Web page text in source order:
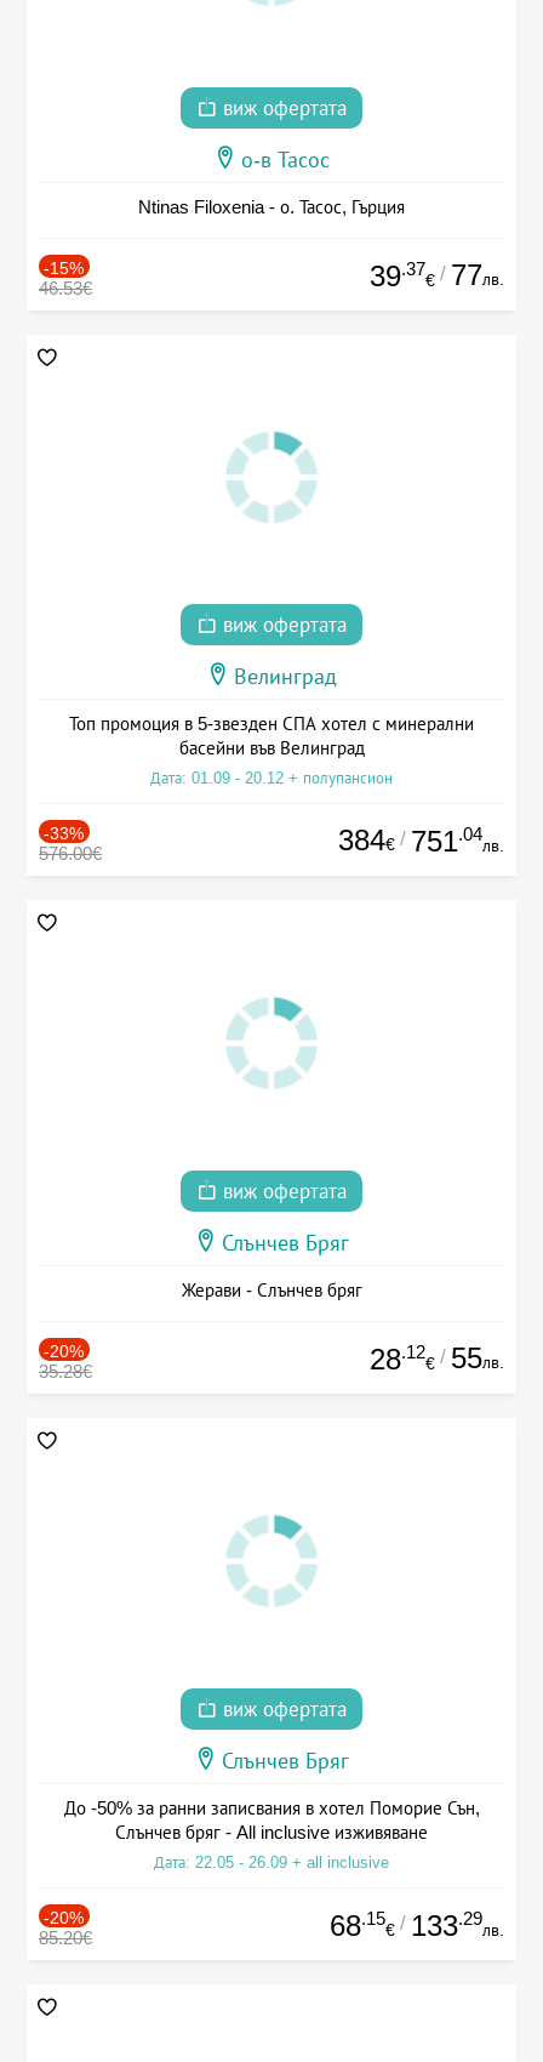
виж офертата
о-в Тасос
Ntinas Filoxenia - о. Тасос, Гърция
-15%
46.53€ 39.37
€ / 77лв.
виж офертата
Велинград
Топ промоция в 5-звезден СПА хотел с минерални
басейни във Велинград
Дата: 01.09 - 20.12 + полупансион
-33%
576.00€ 384€ / 751.04
лв.
виж офертата
Слънчев Бряг
Жерави - Слънчев бряг
-20%
35.28€ 28.12
€ / 55лв.
виж офертата
Слънчев Бряг
До -50% за ранни записвания в хотел Поморие Сън,
Слънчев бряг - All inclusive изживяване
Дата: 22.05 - 26.09 + all inclusive
-20%
85.20€ 68.15
€ / 133.29
лв.